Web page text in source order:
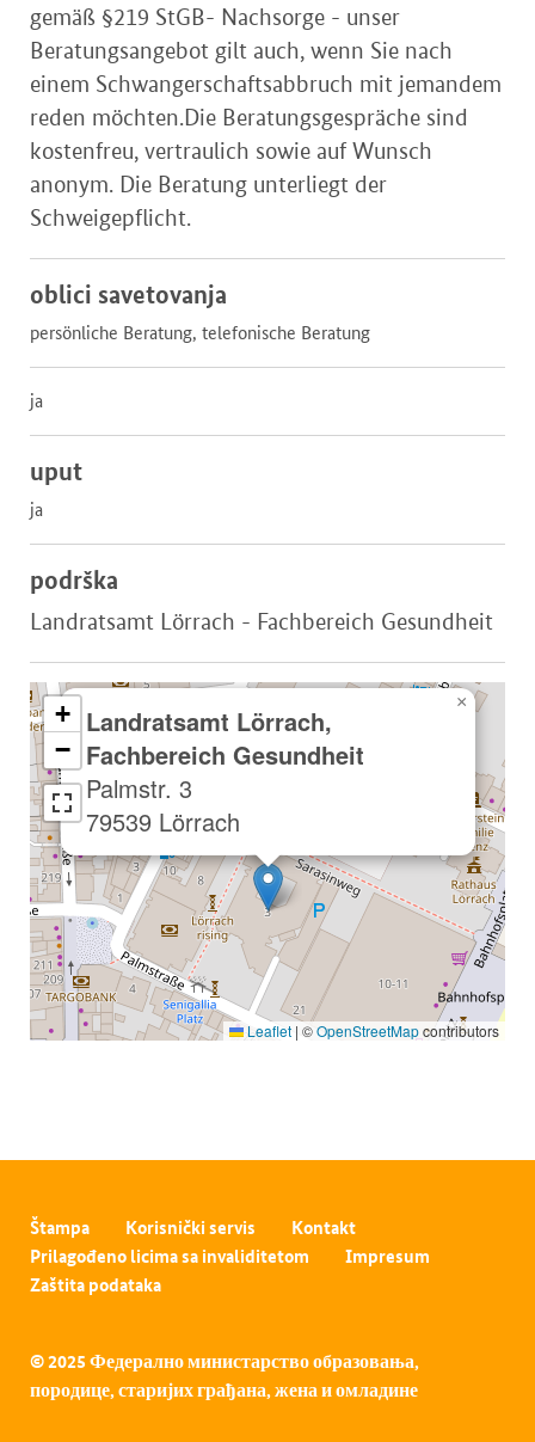
gemäß §219 StGB- Nachsorge - unser
Beratungsangebot gilt auch, wenn Sie nach
einem Schwangerschaftsabbruch mit jemandem
reden möchten.Die Beratungsgespräche sind
kostenfreu, vertraulich sowie auf Wunsch
anonym. Die Beratung unterliegt der
Schweigepflicht.
oblici savetovanja
persönliche Beratung, telefonische Beratung
ja
uput
ja
podrška
Landratsamt Lörrach - Fachbereich Gesundheit
Landratsamt Lörrach,
Fachbereich Gesundheit
Palmstr. 3
79539 Lörrach
×
+
−
Leaflet | ©OpenStreetMapcontributors
Štampa Korisnički servis
Kontakt
Prilagođeno licima sa invaliditetom
Impresum
Zaštita podataka
© 2025 Федерално министарство образовања,
породице, старијих грађана, жена и омладине